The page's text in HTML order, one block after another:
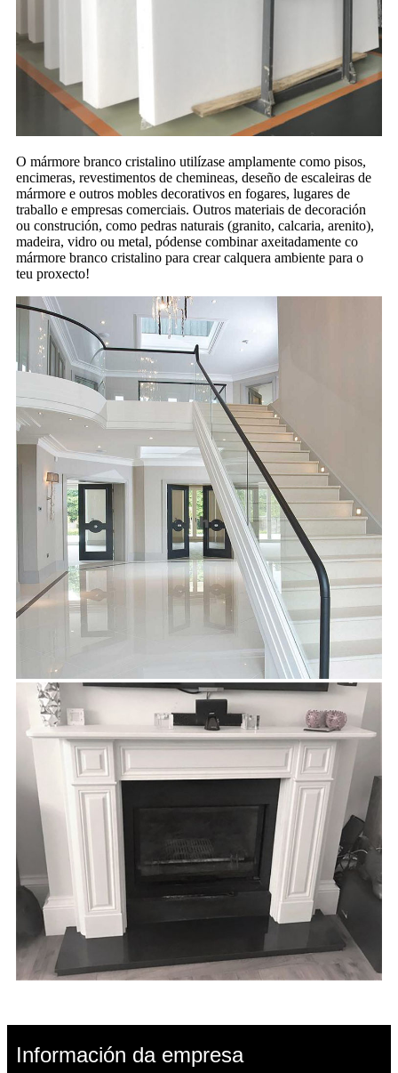
O mármore branco cristalino utilízase amplamente como pisos,
encimeras, revestimentos de chemineas, deseño de escaleiras de
mármore e outros mobles decorativos en fogares, lugares de
traballo e empresas comerciais. Outros materiais de decoración
ou construción, como pedras naturais (granito, calcaria, arenito),
madeira, vidro ou metal, pódense combinar axeitadamente co
mármore branco cristalino para crear calquera ambiente para o
teu proxecto!
Información da empresa